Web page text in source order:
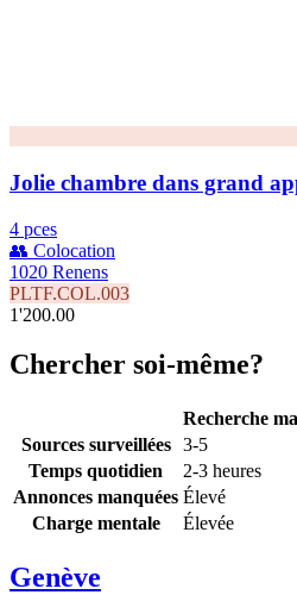
Jolie chambre dans grand
4 pces
👥 Colocation
1020 Renens
PLTF.COL.003
1'200.00
Chercher soi-même?
Recherche
Sources surveillées
3-5
Temps quotidien
2-3 heures
Annonces manquées Élevé
Charge mentale
Élevée
Genève